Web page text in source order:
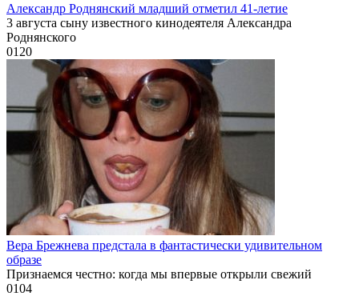
Александр Роднянский младший отметил 41-летие
3 августа сыну известного кинодеятеля Александра
Роднянского
0120
Вера Брежнева предстала в фантастически удивительном
образе
Признаемся честно: когда мы впервые открыли свежий
0104